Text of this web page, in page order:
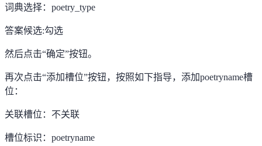
词典选择：poetry_type
答案候选:勾选
然后点击“确定”按钮。
再次点击“添加槽位”按钮，按照如下指导，添加poetryname槽
位：
关联槽位：不关联
槽位标识： poetryname